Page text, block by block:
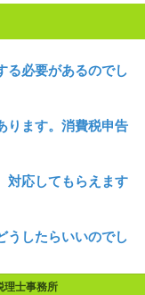
る必要があるのでし
ります。消費税申告
対応してもらえます
うしたらいいのでし
士事務所